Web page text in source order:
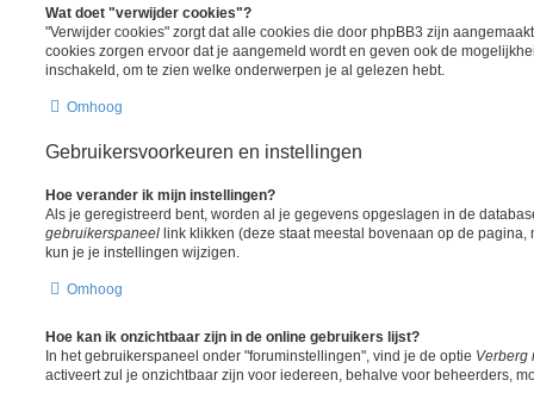
Wat doet "verwijder cookies"?
"Verwijder cookies" zorgt dat alle cookies die door phpBB3 zijn
cookies zorgen ervoor dat je aangemeld wordt en geven ook de
inschakeld, om te zien welke onderwerpen je al gelezen hebt.
Omhoog
Gebruikersvoorkeuren en instellingen
Hoe verander ik mijn instellingen?
Als je geregistreerd bent, worden al je gegevens opgeslagen in de
gebruikerspaneel link klikken (deze staat meestal bovenaan op de
kun je je instellingen wijzigen.
Omhoog
Hoe kan ik onzichtbaar zijn in de online gebruikers lijst?
In het gebruikerspaneel onder "foruminstellingen", vind je de optie Verberg
activeert zul je onzichtbaar zijn voor iedereen, behalve voor beheerders,